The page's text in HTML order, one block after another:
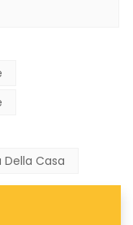
Della Casa